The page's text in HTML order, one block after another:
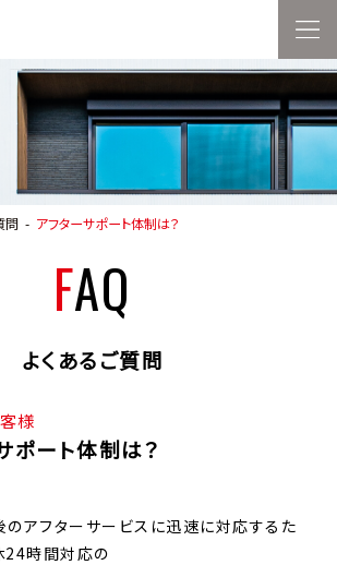
問 アフターサポート体制は？
FAQ
よくあるご質問
様
ポート体制は？
のアフターサービスに迅速に対応するた
24時間対応の